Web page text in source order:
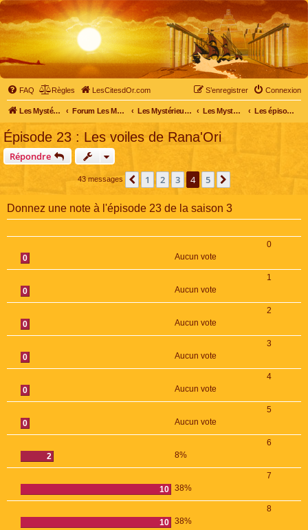
FAQ Règles LesCitesdOr.com Connexion
S’enregistrer
Les Mystérieuses Cités d'Or - LesCitesdOr.com Forum Les Mystérieuses Cités d'Or Les Mystérieuses Cités d'Or Les Mystérieuses Cités d'Or : saison 3 (2016) Les épisodes de la saison 3
Épisode 23 : Les voiles de Rana'Ori
Répondre
43 messages Précédente
1 2 3 4 5
Donnez une note à l'épisode 23 de la saison 3
0
0
Aucun vote
1
0
Aucun vote
2
0
Aucun vote
3
0
Aucun vote
4
0
Aucun vote
5
0
Aucun vote
6
2
8%
7
10 38%
8
10 38%